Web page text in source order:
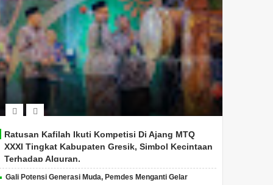
Ratusan Kafilah Ikuti Kompetisi Di Ajang MTQ
XXXI Tingkat Kabupaten Gresik, Simbol Kecintaan
Terhadap Alquran.
Gali Potensi Generasi Muda, Pemdes Menganti Gelar